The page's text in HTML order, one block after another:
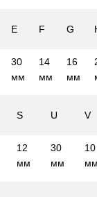
E F G
30
мм
14
мм
16
мм
S U V
12
мм
30
мм
10
мм